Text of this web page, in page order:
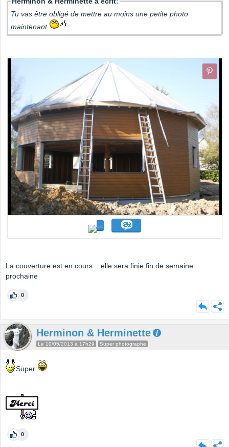
Tu vas être obligé de mettre au moins une petite photo
maintenant
La couverture est en cours ...elle sera finie fin de semaine
prochaine
0
Herminon & Herminette
Le 10/05/2013 à 17h29 Super photographe
Super
0